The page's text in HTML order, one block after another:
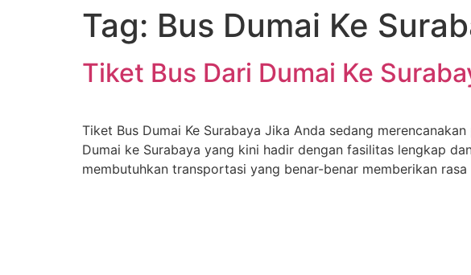
Tag: Bus Dumai Ke
Tiket Bus Dari Dumai Ke
Tiket Bus Dumai Ke Surabaya Jika Anda sedang
Dumai ke Surabaya yang kini hadir dengan fasilitas lengkap
membutuhkan transportasi yang benar-benar memberikan